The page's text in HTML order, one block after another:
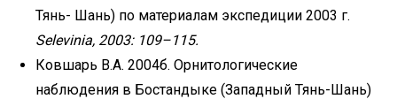
Тянь- Шань) по материалам экспедиции 2003 г.
Selevinia, 2003: 109–115.
Ковшарь В.А. 2004б. Орнитологические
наблюдения в Бостандыке (Западный Тянь-Шань)